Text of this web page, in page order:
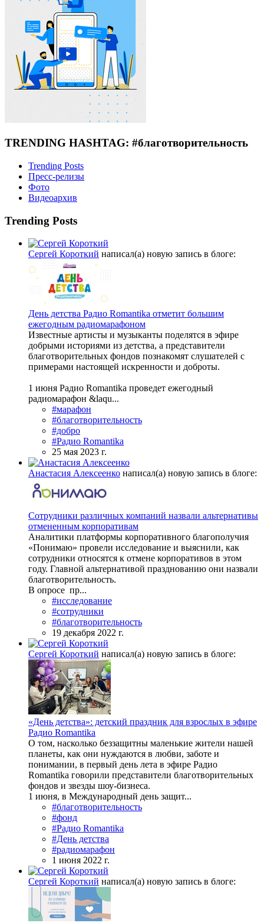
TRENDING HASHTAG: #благотворительность
Trending Posts
Пресс-релизы
Фото
Видеоархив
Trending Posts
Сергей Короткий написал(а) новую запись в блоге:
День детства Радио Romantika отметит большим
ежегодным радиомарафоном
Известные артисты и музыканты поделятся в эфире
добрыми историями из детства, а представители
благотворительных фондов познакомят слушателей с
примерами настоящей искренности и доброты.
1 июня Радио Romantika проведет ежегодный
радиомарафон &laqu...
#марафон
#благотворительность
#добро
#Радио Romantika
25 мая 2023 г.
Анастасия Алексеенко написал(а) новую запись в блоге:
Сотрудники различных компаний назвали альтернативы
отмененным корпоративам
Аналитики платформы корпоративного благополучия
«Понимаю» провели исследование и выяснили, как
сотрудники относятся к отмене корпоративов в этом
году. Главной альтернативой празднованию они назвали
благотворительность.
В опросе пр...
#исследование
#сотрудники
#благотворительность
19 декабря 2022 г.
Сергей Короткий написал(а) новую запись в блоге:
«День детства»: детский праздник для взрослых в эфире
Радио Romantika
О том, насколько беззащитны маленькие жители нашей
планеты, как они нуждаются в любви, заботе и
понимании, в первый день лета в эфире Радио
Romantika говорили представители благотворительных
фондов и звезды шоу-бизнеса.
1 июня, в Международный день защит...
#благотворительность
#фонд
#Радио Romantika
#День детства
#радиомарафон
1 июня 2022 г.
Сергей Короткий написал(а) новую запись в блоге: